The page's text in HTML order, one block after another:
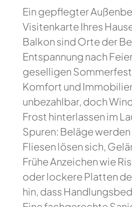
Ein gepflegter
Visitenkarte Ihres
Balkon sind Orte der
Entspannung nach
geselligen
Komfort und
unbezahlbar, doch
Frost hinterlassen im
Spuren: Beläge werden
Fliesen lösen sich,
Frühe Anzeichen wie
oder lockere Platten
hin, dass